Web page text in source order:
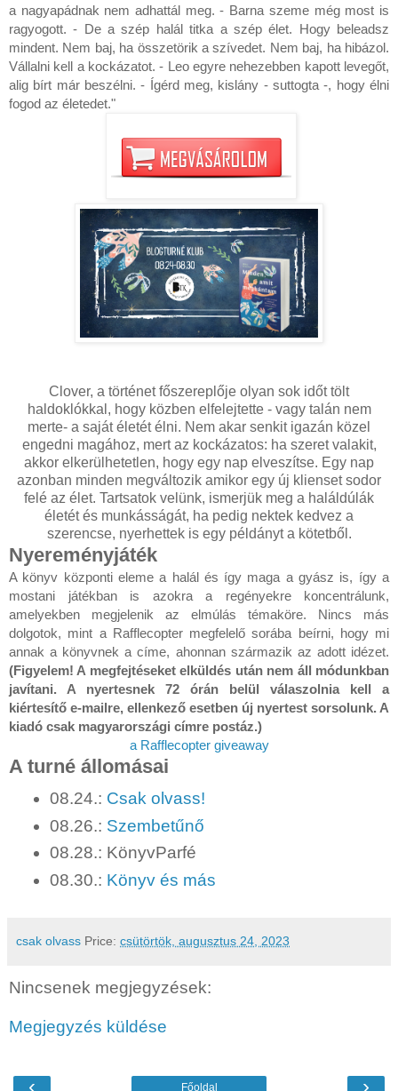
a nagyapádnak nem adhattál meg. - Barna szeme még most is
ragyogott. - De a szép halál titka a szép élet. Hogy beleadsz
mindent. Nem baj, ha összetörik a szívedet. Nem baj, ha hibázol.
Vállalni kell a kockázatot. - Leo egyre nehezebben kapott levegőt,
alig bírt már beszélni. - Ígérd meg, kislány - suttogta -, hogy élni
fogod az életedet."
Clover, a történet főszereplője olyan sok időt tölt
haldoklókkal, hogy közben elfelejtette - vagy talán nem
merte- a saját életét élni. Nem akar senkit igazán közel
engedni magához, mert az kockázatos: ha szeret valakit,
akkor elkerülhetetlen, hogy egy nap elveszítse. Egy nap
azonban minden megváltozik amikor egy új klienset sodor
felé az élet. Tartsatok velünk, ismerjük meg a haláldúlák
életét és munkásságát, ha pedig nektek kedvez a
szerencse, nyerhettek is egy példányt a kötetből.
Nyereményjáték
A könyv központi eleme a halál és így maga a gyász is, így a
mostani játékban is azokra a regényekre koncentrálunk,
amelyekben megjelenik az elmúlás témaköre. Nincs más
dolgotok, mint a Rafflecopter megfelelő sorába beírni, hogy mi
annak a könyvnek a címe, ahonnan származik az adott idézet.
(Figyelem! A megfejtéseket elküldés után nem áll módunkban
javítani. A nyertesnek 72 órán belül válaszolnia kell a
kiértesítő e-mailre, ellenkező esetben új nyertest sorsolunk. A
kiadó csak magyarországi címre postáz.)
a Rafflecopter giveaway
A turné állomásai
08.24.: Csak olvass!
08.26.: Szembetűnő
08.28.: KönyvParfé
08.30.: Könyv és más
csak olvass Price: csütörtök, augusztus 24, 2023
Nincsenek megjegyzések:
Megjegyzés küldése
Főoldal